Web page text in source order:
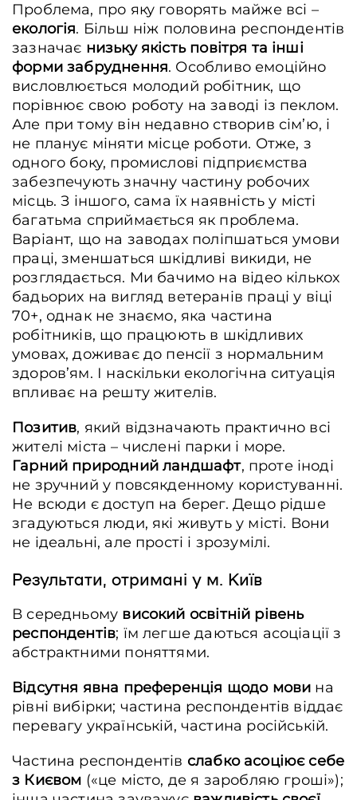
Проблема, про яку говорять майже всі –
екологія. Більш ніж половина респондентів
зазначає низьку якість повітря та інші
форми забруднення. Особливо емоційно
висловлюється молодий робітник, що
порівнює свою роботу на заводі із пеклом.
Але при тому він недавно створив сім’ю, і
не планує міняти місце роботи. Отже, з
одного боку, промислові підприємства
забезпечують значну частину робочих
місць. З іншого, сама їх наявність у місті
багатьма сприймається як проблема.
Варіант, що на заводах поліпшаться умови
праці, зменшаться шкідливі викиди, не
розглядається. Ми бачимо на відео кількох
бадьорих на вигляд ветеранів праці у віці
70+, однак не знаємо, яка частина
робітників, що працюють в шкідливих
умовах, доживає до пенсії з нормальним
здоров’ям. І наскільки екологічна ситуація
впливає на решту жителів.
Позитив, який відзначають практично всі
жителі міста – числені парки і море.
Гарний природний ландшафт, проте іноді
не зручний у повсякденному користуванні.
Не всюди є доступ на берег. Дещо рідше
згадуються люди, які живуть у місті. Вони
не ідеальні, але прості і зрозумілі.
Результати, отримані у м. Київ
В середньому високий освітній рівень
респондентів; їм легше даються асоціації з
абстрактними поняттями.
Відсутня явна преференція щодо мови на
рівні вибірки; частина респондентів віддає
перевагу українській, частина російській.
Частина респондентів слабко асоціює себе
з Києвом («це місто, де я заробляю гроші»);